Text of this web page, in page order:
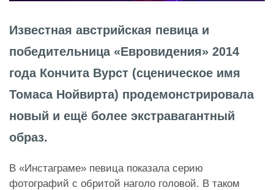
Известная австрийская певица и
победительница «Евровидения» 2014
года Кончита Вурст (сценическое имя
Томаса Нойвирта) продемонстрировала
новый и ещё более экстравагантный
образ.
В «Инстаграме» певица показала серию
фотографий с обритой наголо головой. В таком